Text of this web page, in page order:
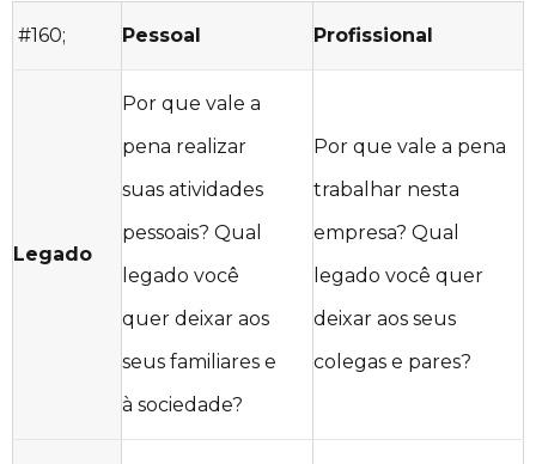
#160; Pessoal Profissional
Legado
Por que vale a
pena realizar
suas atividades
pessoais? Qual
legado você
quer deixar aos
seus familiares e
à sociedade?
Por que vale a pena
trabalhar nesta
empresa? Qual
legado você quer
deixar aos seus
colegas e pares?